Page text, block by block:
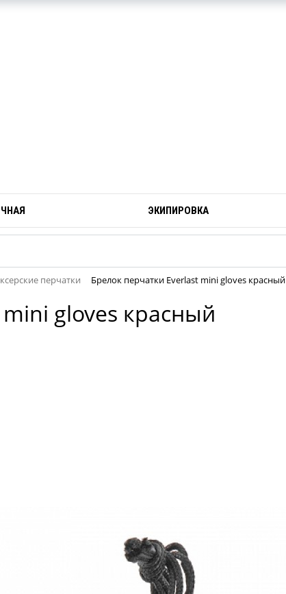
ЭКИПИРОВКА
перчатки Брелок перчатки Everlast mini gloves красный
gloves красный